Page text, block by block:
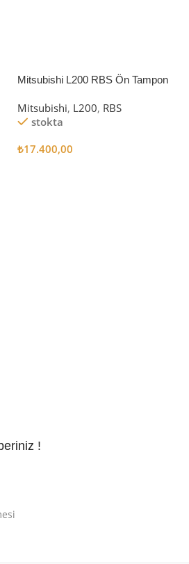
Mitsubishi L200 RBS Ön Tampon
Mitsubishi, L200, RBS
stokta
₺17.400,00
!